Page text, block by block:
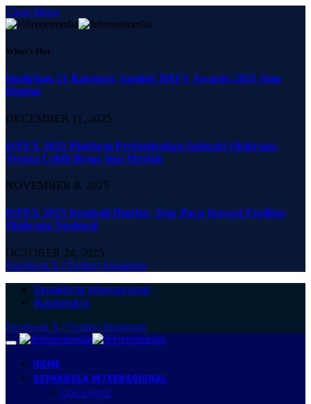
Close Menu
What's Hot
Hadirkan 21 Kategori, Santini JMTV Awards 2025 Siap
Digelar
DECEMBER 11, 2025
ISFEX 2025 Platform Pertumbuhan Industri Olahraga,
Terasa Lebih Besar dan Meriah
NOVEMBER 8, 2025
ISFEX 2025 Kembali Digelar, Siap Pacu Inovasi Fasilitas
Olahraga Nasional
OCTOBER 24, 2025
Facebook X (Twitter) Instagram
Sepakbola Internasional
Bulutangkis
Facebook X (Twitter) Instagram
HOME
SEPAKBOLA INTERNASIONAL
Liga Inggris